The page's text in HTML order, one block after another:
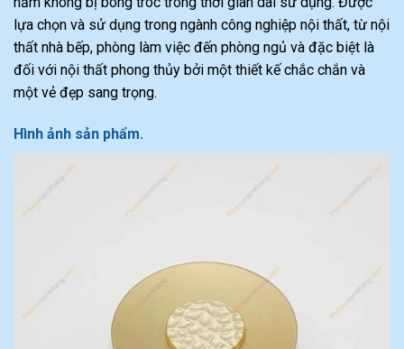
lựa chọn và sử dụng trong ngành công nghiệp nội thất, từ nội
thất nhà bếp, phòng làm việc đến phòng ngủ và đặc biệt là
đối với nội thất phong thủy bởi một thiết kế chắc chắn và
một vẻ đẹp sang trọng.
Hình ảnh sản phẩm.